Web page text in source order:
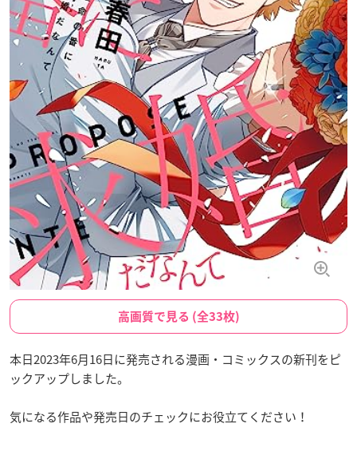
高画質で見る (全33枚)
本日2023年6月16日に発売される漫画・コミックスの新刊をピ
ックアップしました。
気になる作品や発売日のチェックにお役立てください！